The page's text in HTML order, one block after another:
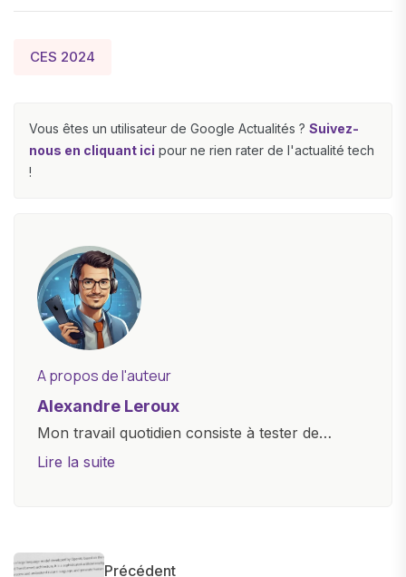
CES 2024
Vous êtes un utilisateur de Google Actualités ? Suivez-
nous en cliquant ici pour ne rien rater de l'actualité tech
!
A propos de l'auteur
Alexandre Leroux
Mon travail quotidien consiste à tester de
nouveaux appareils, à rédiger des critiques
informations précises et pertinentes pour aider
Lire la suite
Précédent